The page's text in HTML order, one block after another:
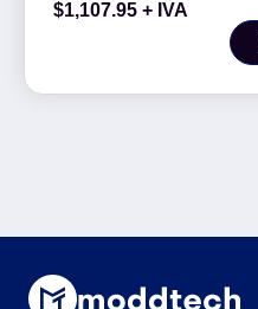
$1,107.95 + IVA